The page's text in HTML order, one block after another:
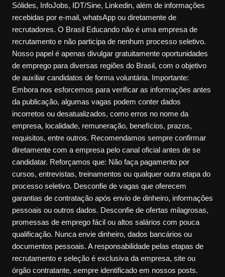
Sólides, InfoJobs, IDT/Sine, Linkedin, além de informações
recebidas por e-mail, whatsApp ou diretamente de
recrutadores. O Brasil Educando não é uma empresa de
recrutamento e não participa de nenhum processo seletivo.
Nosso papel é apenas divulgar gratuitamente oportunidades
de emprego para diversas regiões do Brasil, com o objetivo
de auxiliar candidatos de forma voluntária. Importante:
Embora nos esforcemos para verificar as informações antes
da publicação, algumas vagas podem conter dados
incorretos ou desatualizados, como erros no nome da
empresa, localidade, remuneração, benefícios, prazos,
requisitos, entre outros. Recomendamos sempre confirmar
diretamente com a empresa pelo canal oficial antes de se
candidatar. Reforçamos que: Não faça pagamento por
cursos, entrevistas, treinamentos ou qualquer outra etapa do
processo seletivo. Desconfie de vagas que oferecem
garantias de contratação após envio de dinheiro, informações
pessoais ou outros dados. Desconfie de ofertas milagrosas,
promessas de emprego fácil ou altos salários com pouca
qualificação. Nunca envie dinheiro, dados bancários ou
documentos pessoais. A responsabilidade pelas etapas de
recrutamento e seleção é exclusiva da empresa, site ou
órgão contratante, sempre identificado em nossos posts.